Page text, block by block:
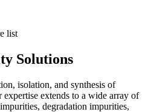
list
Solutions
isolation, and synthesis of
extends to a wide array of
degradation impurities,